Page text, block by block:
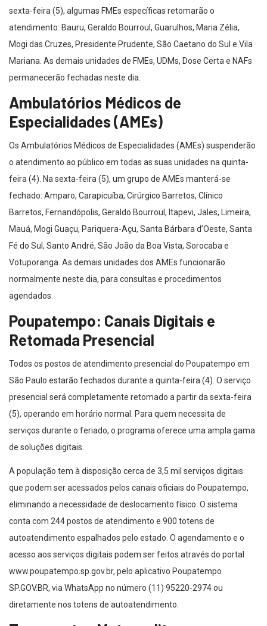
sexta-feira (5), algumas FMEs específicas retomarão o
atendimento: Bauru, Geraldo Bourroul, Guarulhos, Maria Zélia,
Mogi das Cruzes, Presidente Prudente, São Caetano do Sul e Vila
Mariana. As demais unidades de FMEs, UDMs, Dose Certa e NAFs
permanecerão fechadas neste dia.
Ambulatórios Médicos de
Especialidades (AMEs)
Os Ambulatórios Médicos de Especialidades (AMEs) suspenderão
o atendimento ao público em todas as suas unidades na quinta-
feira (4). Na sexta-feira (5), um grupo de AMEs manterá-se
fechado: Amparo, Carapicuíba, Cirúrgico Barretos, Clínico
Barretos, Fernandópolis, Geraldo Bourroul, Itapevi, Jales, Limeira,
Mauá, Mogi Guaçu, Pariquera-Açu, Santa Bárbara d’Oeste, Santa
Fé do Sul, Santo André, São João da Boa Vista, Sorocaba e
Votuporanga. As demais unidades dos AMEs funcionarão
normalmente neste dia, para consultas e procedimentos
agendados.
Poupatempo: Canais Digitais e
Retomada Presencial
Todos os postos de atendimento presencial do Poupatempo em
São Paulo estarão fechados durante a quinta-feira (4). O serviço
presencial será completamente retomado a partir da sexta-feira
(5), operando em horário normal. Para quem necessita de
serviços durante o feriado, o programa oferece uma ampla gama
de soluções digitais.
A população tem à disposição cerca de 3,5 mil serviços digitais
que podem ser acessados pelos canais oficiais do Poupatempo,
eliminando a necessidade de deslocamento físico. O sistema
conta com 244 postos de atendimento e 900 totens de
autoatendimento espalhados pelo estado. O agendamento e o
acesso aos serviços digitais podem ser feitos através do portal
www.poupatempo.sp.gov.br, pelo aplicativo Poupatempo
SP.GOV.BR, via WhatsApp no número (11) 95220-2974 ou
diretamente nos totens de autoatendimento.